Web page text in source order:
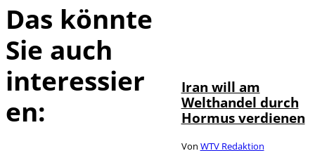
Das könnte
Sie auch
interessier
en:
Iran will am
Welthandel durch
Hormus verdienen
Von WTV Redaktion